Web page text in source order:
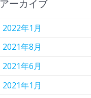
アーカイブ
2022年1月
2021年8月
2021年6月
2021年1月